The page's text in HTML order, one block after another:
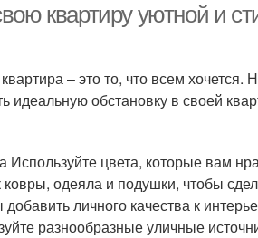
квартиру уютной и
– это то, что всем
идеальную обстановку в своей
Используйте цвета, которые вам
ковры, одеяла и подушки, чтобы
личного качества к
разнообразные уличные